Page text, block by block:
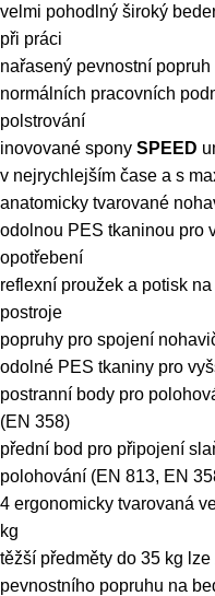
velmi pohodlný široký
při práci
nařasený pevnostní
normálních pracovních
polstrování
inovované spony SPEED
v nejrychlejším čase a s
anatomicky tvarované
odolnou PES tkaninou pro
opotřebení
reflexní proužek a potisk
postroje
popruhy pro spojení
odolné PES tkaniny pro
postranní body pro
(EN 358)
přední bod pro připojení
polohování (EN 813, EN
4 ergonomicky tvarovaná
kg
těžší předměty do 35 kg
pevnostního popruhu na